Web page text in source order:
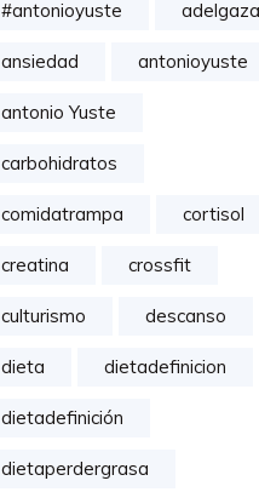
#antonioyuste
ansiedad antonioyuste
antonio Yuste
carbohidratos
comidatrampa cortisol
creatina crossfit
culturismo descanso
dieta dietadefinicion
dietadefinición
dietaperdergrasa